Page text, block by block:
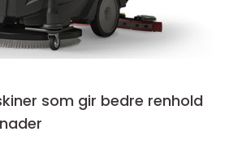
som gir bedre renhold